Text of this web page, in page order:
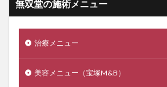
無双堂の施術メニュー
治療メニュー
美容メニュー（宝塚M&B）